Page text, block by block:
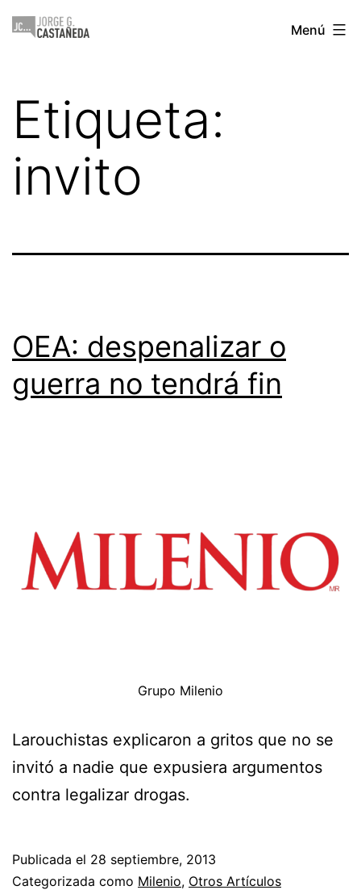
Saltar
Jorge
Menú
Etiqueta:
invito
OEA: despenalizar o
guerra no tendrá fin
Grupo Milenio
Larouchistas explicaron a gritos que no se
invitó a nadie que expusiera argumentos
contra legalizar drogas.
Publicada el 28 septiembre, 2013
Categorizada como Milenio, Otros Artículos